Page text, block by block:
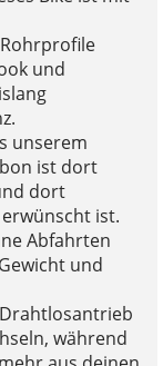
und
unserem
ist dort
dort
ist.
Abfahrten
und
Drahtlosantrieb
während